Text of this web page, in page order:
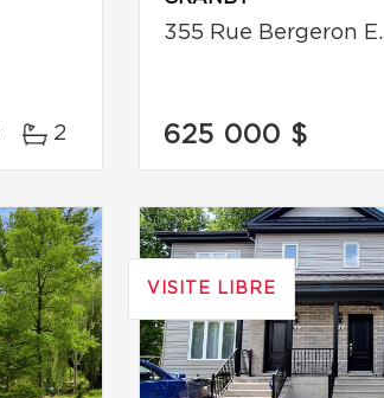
2
355 Rue Bergeron E.
625 000 $
VISITE LIBRE